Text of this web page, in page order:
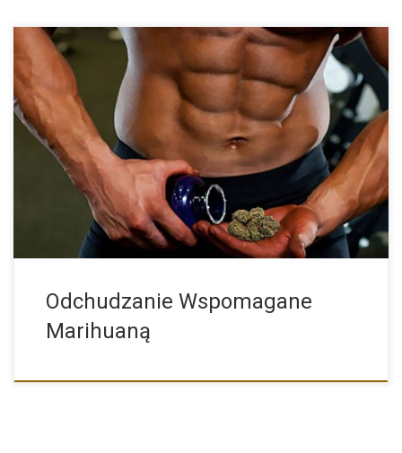
Czy to prawda że odchudzanie może być wspomagane
marihuaną? Na […]
Odchudzanie Wspomagane
Marihuaną